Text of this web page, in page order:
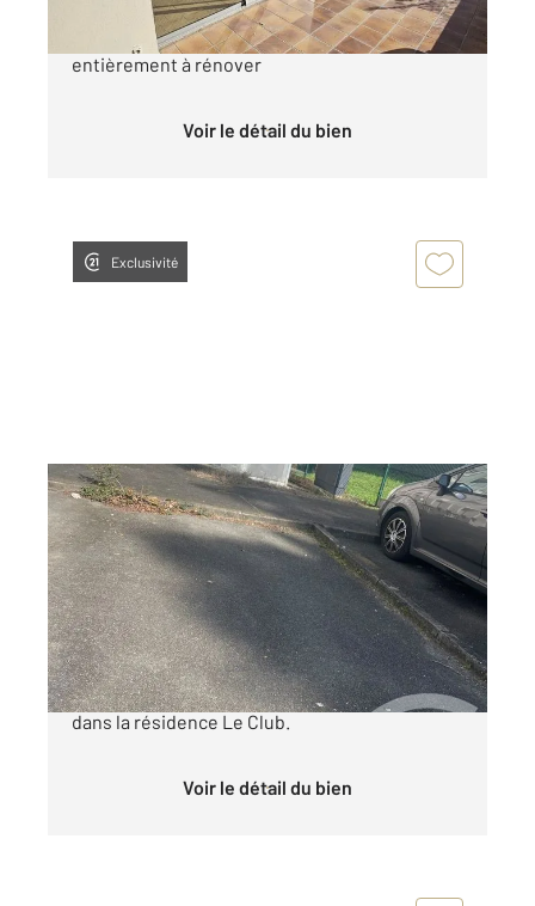
Mérignac. La Glacière. Appartement de 87 m²
entièrement à rénover
Voir le détail du bien
Exclusivité
MERIGNAC 33
10 m2
Ref : 14879
Parking à vendre
6 000 €
Au centre ville de Merignac, place de parking
dans la résidence Le Club.
Voir le détail du bien